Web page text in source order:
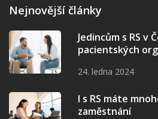
Nejnovější články
Jedincům s RS v
pacientských
24. ledna 2024
I s RS máte
zaměstnání